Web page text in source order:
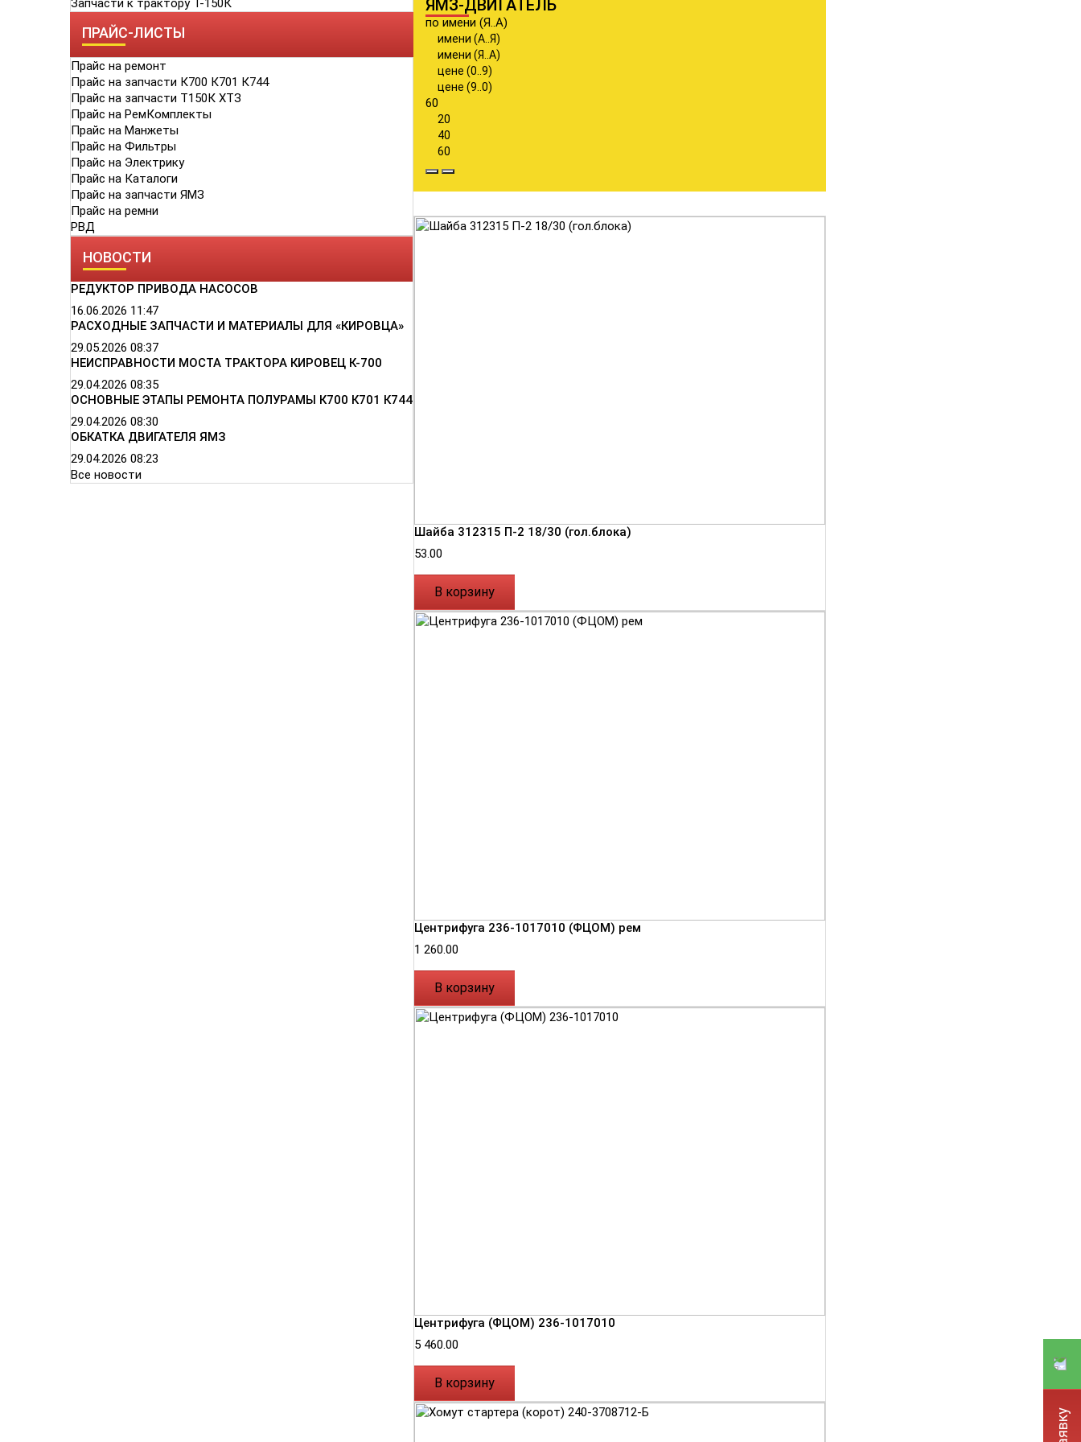
Запчасти к трактору Т-150К
ПРАЙС-ЛИСТЫ
Прайс на ремонт
Прайс на запчасти К700 К701 К744
Прайс на запчасти Т150К ХТЗ
Прайс на РемКомплекты
Прайс на Манжеты
Прайс на Фильтры
Прайс на Электрику
Прайс на Каталоги
Прайс на запчасти ЯМЗ
Прайс на ремни
РВД
НОВОСТИ
РЕДУКТОР ПРИВОДА НАСОСОВ
16.06.2026 11:47
РАСХОДНЫЕ ЗАПЧАСТИ И МАТЕРИАЛЫ ДЛЯ «КИРОВЦА»
29.05.2026 08:37
НЕИСПРАВНОСТИ МОСТА ТРАКТОРА КИРОВЕЦ К-700
29.04.2026 08:35
ОСНОВНЫЕ ЭТАПЫ РЕМОНТА ПОЛУРАМЫ К700 К701 К744
29.04.2026 08:30
ОБКАТКА ДВИГАТЕЛЯ ЯМЗ
29.04.2026 08:23
Все новости
ЯМЗ-ДВИГАТЕЛЬ
по имени (Я..А)
имени (А..Я)
имени (Я..А)
цене (0..9)
цене (9..0)
60
20
40
60
Шайба 312315 П-2 18/30 (гол.блока)
53.00
В корзину
Центрифуга 236-1017010 (ФЦОМ) рем
1 260.00
В корзину
Центрифуга (ФЦОМ) 236-1017010
5 460.00
В корзину